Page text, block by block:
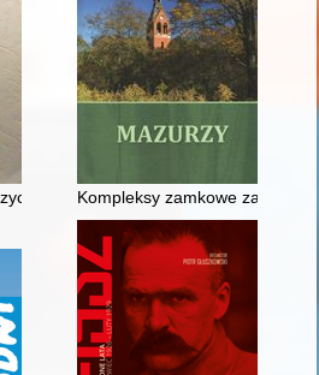
koni w czasie wojny z Rosją
Kompleksy zamkowe zakonu